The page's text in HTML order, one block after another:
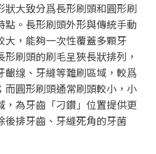
狀大致分爲長形刷頭和圓形刷
點。長形刷頭外形與傳統手動
大，能夠一次性覆蓋多顆牙
刷頭的刷毛呈狹長狀排列，
齦缐、牙縫等難刷區域，較爲
而圓形刷頭通常刷頭較小，小
，為牙齒「刁鑽」位置提供更
後排牙齒、牙縫死角的牙菌